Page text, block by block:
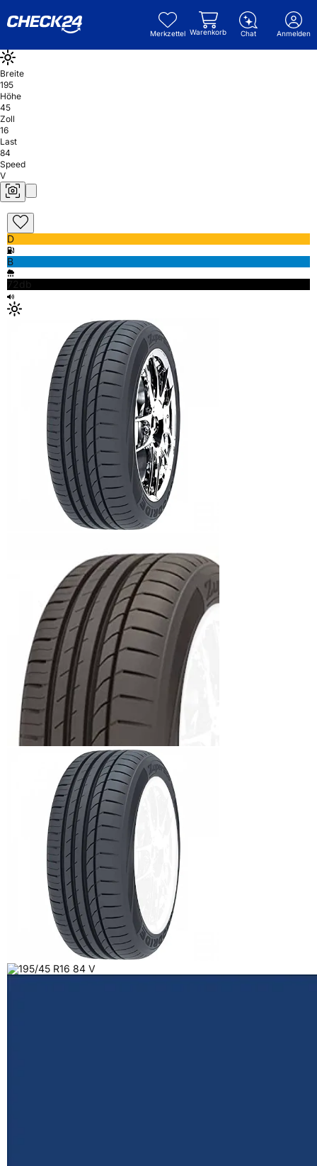
Merkzettel Warenkorb Chat Anmelden
Breite
195
Höhe
45
Zoll
16
Last
84
Speed
V
D
B
72db